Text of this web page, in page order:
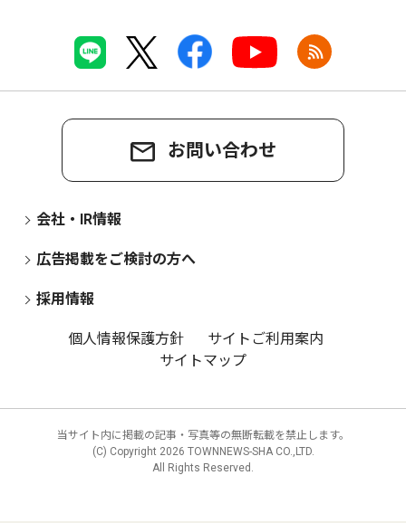
お問い合わせ
会社・IR情報
広告掲載をご検討の方へ
採用情報
個人情報保護方針
サイトご利用案内
サイトマップ
当サイト内に掲載の記事・写真等の無断転載を禁止します。
(C) Copyright 2026 TOWNNEWS-SHA CO.,LTD.
All Rights Reserved.